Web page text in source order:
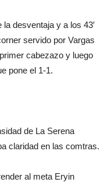
desventaja y a los 43′
servido por Vargas
cabezazo y luego
pone el 1-1.
de La Serena
claridad en las comtras.
al meta Eryin